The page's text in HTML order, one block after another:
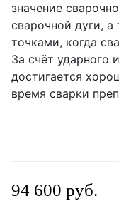
значение
сварочной дуги,
точками, когда
За счёт ударного
достигается
время сварки
94 600 руб.